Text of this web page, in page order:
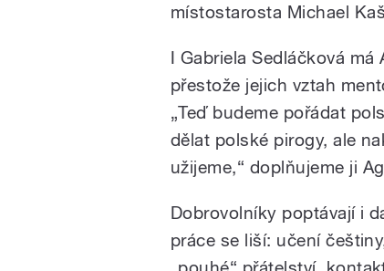
místostarosta Michael
I Gabriela Sedláčková
přestože jejich vztah
„Teď budeme pořádat
dělat polské pirogy, ale
užijeme,“ doplňujeme ji
Dobrovolníky poptávají i
práce se liší: učení